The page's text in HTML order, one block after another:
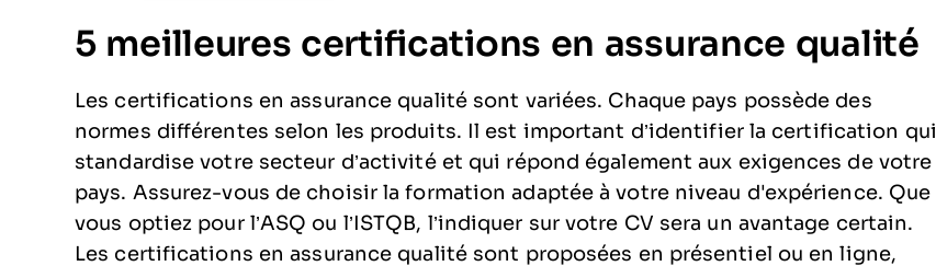
5 meilleures certifications en assurance qualité
Les certifications en assurance qualité sont variées. Chaque pays possède des
normes différentes selon les produits. Il est important d’identifier la certification qui
standardise votre secteur d’activité et qui répond également aux exigences de votre
pays. Assurez-vous de choisir la formation adaptée à votre niveau d'expérience. Que
vous optiez pour l’ASQ ou l’ISTQB, l’indiquer sur votre CV sera un avantage certain.
Les certifications en assurance qualité sont proposées en présentiel ou en ligne,